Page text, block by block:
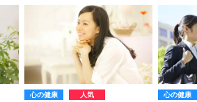
心の健康 心の健康